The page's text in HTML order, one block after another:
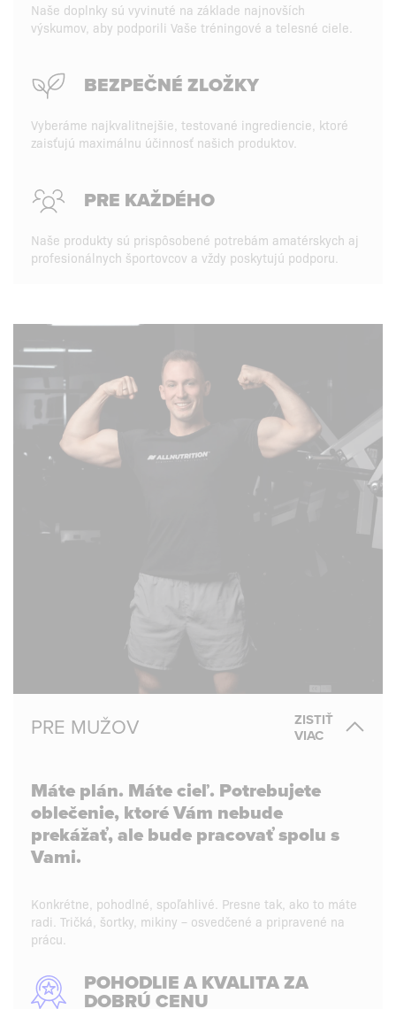
Naše doplnky sú vyvinuté na základe najnovších
výskumov, aby podporili Vaše tréningové a telesné ciele.
BEZPEČNÉ ZLOŽKY
Vyberáme najkvalitnejšie, testované ingrediencie, ktoré
zaisťujú maximálnu účinnosť našich produktov.
PRE KAŽDÉHO
Naše produkty sú prispôsobené potrebám amatérskych aj
profesionálnych športovcov a vždy poskytujú podporu.
PRE MUŽOV
ZISTIŤ
VIAC
Máte plán. Máte cieľ. Potrebujete
oblečenie, ktoré Vám nebude
prekážať, ale bude pracovať spolu s
Vami.
Konkrétne, pohodlné, spoľahlivé. Presne tak, ako to máte
radi. Tričká, šortky, mikiny – osvedčené a pripravené na
prácu.
POHODLIE A KVALITA ZA
DOBRÚ CENU